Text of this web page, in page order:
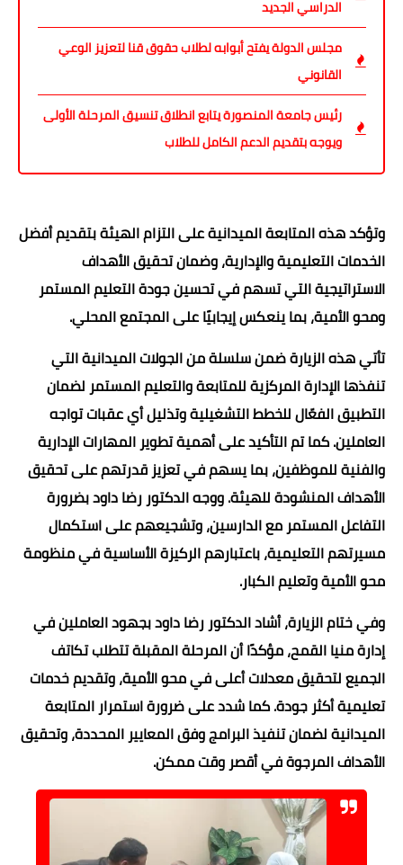
الدراسي الجديد
مجلس الدولة يفتح أبوابه لطلاب حقوق قنا لتعزيز الوعي
القانوني
رئيس جامعة المنصورة يتابع انطلاق تنسيق المرحلة الأولى
ويوجه بتقديم الدعم الكامل للطلاب
وتؤكد هذه المتابعة الميدانية على التزام الهيئة بتقديم أفضل
الخدمات التعليمية والإدارية، وضمان تحقيق الأهداف
الاستراتيجية التي تسهم في تحسين جودة التعليم المستمر
ومحو الأمية، بما ينعكس إيجابيًا على المجتمع المحلي.
تأتي هذه الزيارة ضمن سلسلة من الجولات الميدانية التي
تنفذها الإدارة المركزية للمتابعة والتعليم المستمر لضمان
التطبيق الفعّال للخطط التشغيلية وتذليل أي عقبات تواجه
العاملين. كما تم التأكيد على أهمية تطوير المهارات الإدارية
والفنية للموظفين، بما يسهم في تعزيز قدرتهم على تحقيق
الأهداف المنشودة للهيئة. ووجه الدكتور رضا داود بضرورة
التفاعل المستمر مع الدارسين، وتشجيعهم على استكمال
مسيرتهم التعليمية، باعتبارهم الركيزة الأساسية في منظومة
محو الأمية وتعليم الكبار.
وفي ختام الزيارة، أشاد الدكتور رضا داود بجهود العاملين في
إدارة منيا القمح، مؤكدًا أن المرحلة المقبلة تتطلب تكاتف
الجميع لتحقيق معدلات أعلى في محو الأمية، وتقديم خدمات
تعليمية أكثر جودة. كما شدد على ضرورة استمرار المتابعة
الميدانية لضمان تنفيذ البرامج وفق المعايير المحددة، وتحقيق
الأهداف المرجوة في أقصر وقت ممكن.